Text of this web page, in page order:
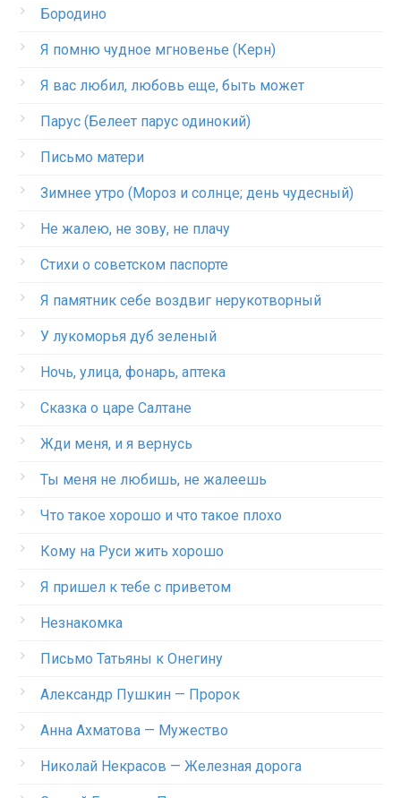
Бородино
Я помню чудное мгновенье (Керн)
Я вас любил, любовь еще, быть может
Парус (Белеет парус одинокий)
Письмо матери
Зимнее утро (Мороз и солнце; день чудесный)
Не жалею, не зову, не плачу
Стихи о советском паспорте
Я памятник себе воздвиг нерукотворный
У лукоморья дуб зеленый
Ночь, улица, фонарь, аптека
Сказка о царе Салтане
Жди меня, и я вернусь
Ты меня не любишь, не жалеешь
Что такое хорошо и что такое плохо
Кому на Руси жить хорошо
Я пришел к тебе с приветом
Незнакомка
Письмо Татьяны к Онегину
Александр Пушкин — Пророк
Анна Ахматова — Мужество
Николай Некрасов — Железная дорога